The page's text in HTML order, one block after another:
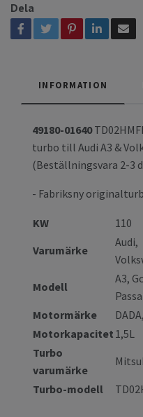
Dela
INFORMATION
49180-01640
turbo till Audi A3 &
(Beställningsvara 2-3
- Fabriksny
KW
110
Varumärke
Audi,
Modell
A3,
Motormärke
DADA,
Motorkapacitet 1,5L
Turbo
varumärke
Turbo-modell